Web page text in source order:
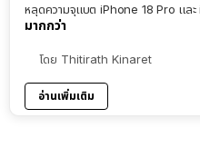
หลุดความจุแบต iPhone 18 Pro แล
มากกว่า
โดย Thitirath Kinaret
อ่านเพิ่มเติม